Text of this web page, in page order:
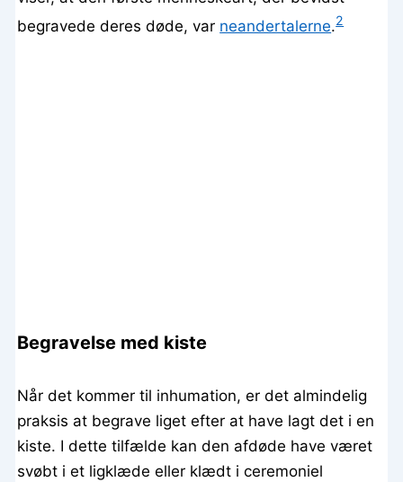
begravede deres døde, var neandertalerne.2
Begravelse med kiste
Når det kommer til inhumation, er det almindelig
praksis at begrave liget efter at have lagt det i en
kiste. I dette tilfælde kan den afdøde have været
svøbt i et ligklæde eller klædt i ceremoniel